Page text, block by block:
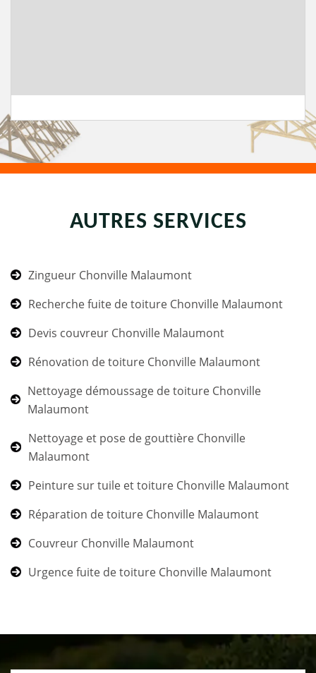
AUTRES SERVICES
Zingueur Chonville Malaumont
Recherche fuite de toiture Chonville Malaumont
Devis couvreur Chonville Malaumont
Rénovation de toiture Chonville Malaumont
Nettoyage démoussage de toiture Chonville
Malaumont
Nettoyage et pose de gouttière Chonville
Malaumont
Peinture sur tuile et toiture Chonville Malaumont
Réparation de toiture Chonville Malaumont
Couvreur Chonville Malaumont
Urgence fuite de toiture Chonville Malaumont